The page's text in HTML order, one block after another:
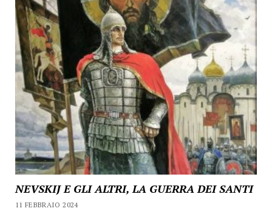
NEVSKIJ E GLI ALTRI, LA GUERRA DEI SANTI
11 FEBBRAIO 2024